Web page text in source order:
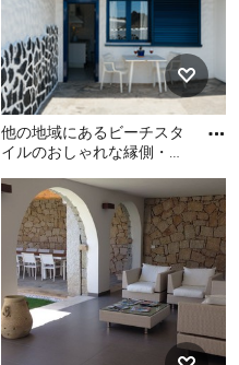
他の地域にあるビーチスタ
イルのおしゃれな縁側・ポ
他の地域にあるビーチスタ
イルのおしゃれな縁側・ポ
ーチの写真